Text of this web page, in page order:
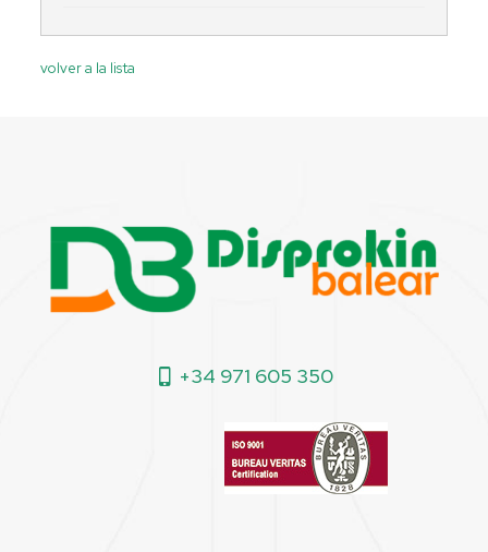
volver a la lista
+34 971 605 350